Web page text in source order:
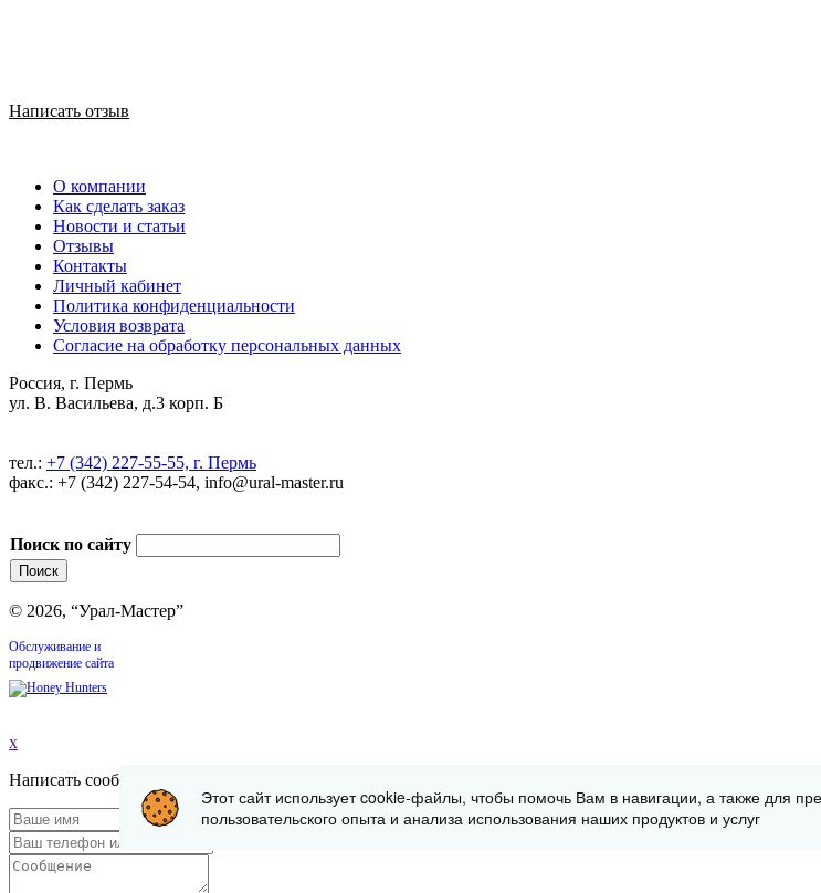
Написать отзыв
О компании
Как сделать заказ
Новости и статьи
Отзывы
Контакты
Личный кабинет
Политика конфиденциальности
Условия возврата
Согласие на обработку персональных данных
Россия, г. Пермь
ул. В. Васильева, д.3 корп. Б
тел.: +7 (342) 227-55-55, г. Пермь
факс.: +7 (342) 227-54-54, info@ural-master.ru
Поиск по сайту
© 2026, “Урал-Мастер”
Обслуживание и
продвижение сайта
x
Написать сообщение
Этот сайт использует cookie-файлы, чтобы помочь Вам в навигации, а также для
пользовательского опыта и анализа использования наших продуктов и услуг